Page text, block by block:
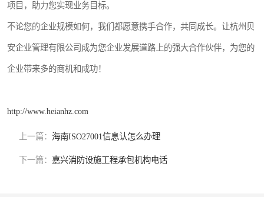
项目，助力您实现业务目标。
不论您的企业规模如何，我们都愿意携手合作，共同成长。让杭州贝
安企业管理有限公司成为您企业发展道路上的强大合作伙伴，为您的
企业带来多的商机和成功！
http://www.heianhz.com
上一篇： 海南ISO27001信息认怎么办理
下一篇： 嘉兴消防设施工程承包机构电话